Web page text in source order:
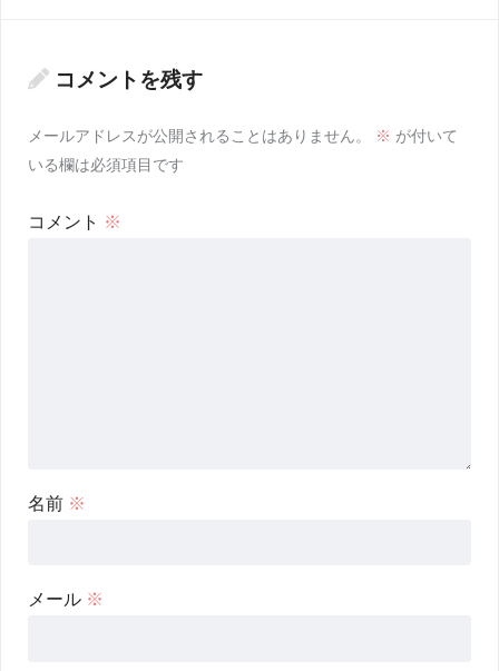
コメントを残す
メールアドレスが公開されることはありません。 ※ が付いて
いる欄は必須項目です
コメント ※
名前 ※
メール ※